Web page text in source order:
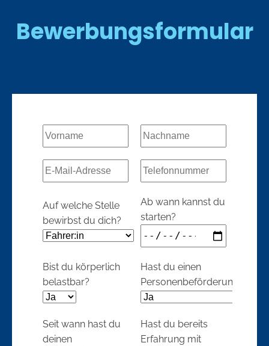
Bewerbungsformular
Auf welche Stelle
bewirbst du dich?
Ab wann kannst du
starten?
Bist du körperlich
belastbar?
Hast du einen
Seit wann hast du
deinen
Hast du bereits
Erfahrung mit